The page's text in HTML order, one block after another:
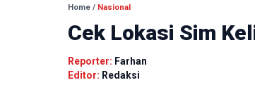
Home / Nasional
Cek Lokasi Sim
Reporter: Farhan
Editor: Redaksi